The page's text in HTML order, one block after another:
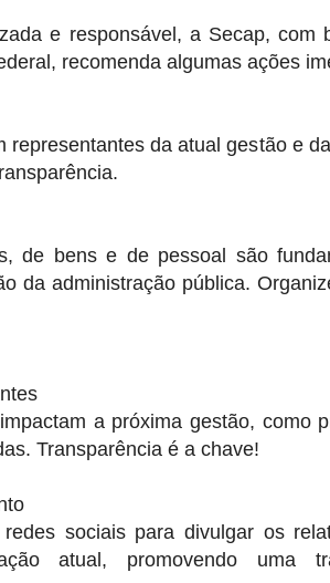
e responsável, a Secap, com
recomenda algumas ações
representantes da atual gestão e
de bens e de pessoal são
da administração pública.
a próxima gestão, como
Transparência é a chave!
sociais para divulgar os
atual, promovendo uma